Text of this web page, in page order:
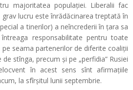
majoritatea populației. Liberalii fac
lucru este înrădăcinarea treptată în
a tinerilor) a neîncrederii în țara sa
responsabilitate pentru toate
seama partenerilor de diferite coaliții
stînga, precum și pe „perfidia” Rusiei
în acest sens sînt afirmațiile
la sfîrșitul lunii septembrie.